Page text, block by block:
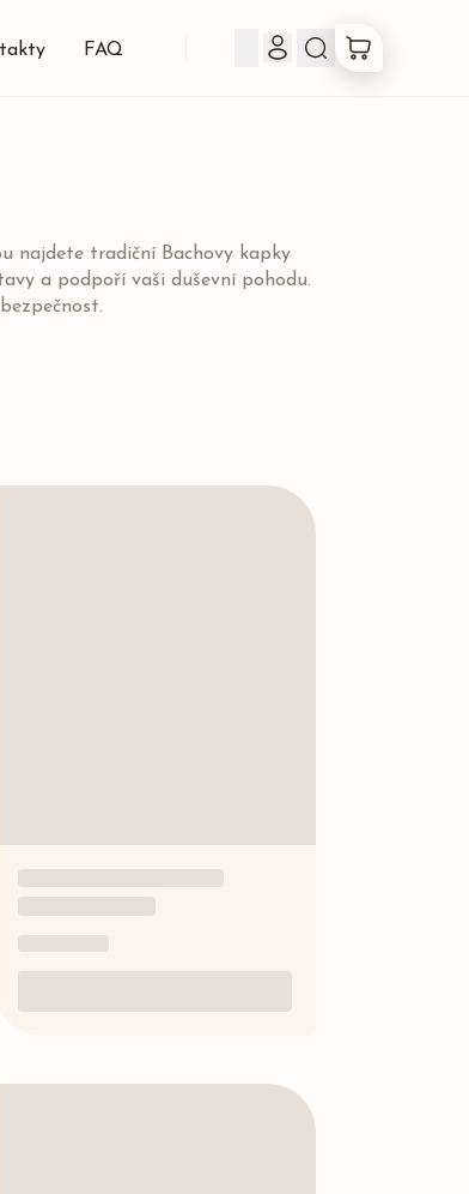
FAQ
Co jsou Bachovky
najdete tradiční Bachovy kapky
a podpoří vaši duševní pohodu.